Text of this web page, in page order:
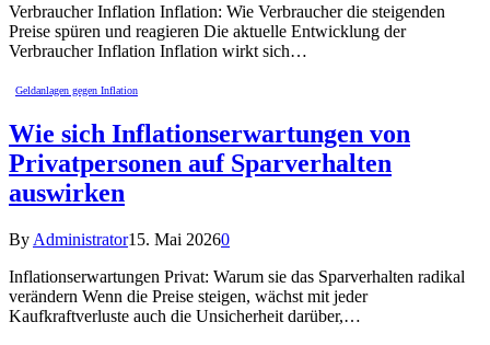
Verbraucher Inflation Inflation: Wie Verbraucher die steigenden
Preise spüren und reagieren Die aktuelle Entwicklung der
Verbraucher Inflation Inflation wirkt sich…
Geldanlagen gegen Inflation
Wie sich Inflationserwartungen von
Privatpersonen auf Sparverhalten
auswirken
By Administrator15. Mai 20260
Inflationserwartungen Privat: Warum sie das Sparverhalten radikal
verändern Wenn die Preise steigen, wächst mit jeder
Kaufkraftverluste auch die Unsicherheit darüber,…